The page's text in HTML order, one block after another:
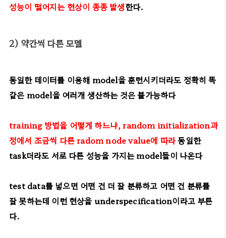
성능이 떨어지는 현상이 종종 발생한다.
2) 약간씩 다른 모델
동일한 데이터를 이용해 model을 훈련시키더라도 정확히 똑
같은 model을 여러개 생산하는 것은 불가능하다
training 방법을 어떻게 하느냐, random initialization과
정에서 조금씩 다른 radom node value에 따라동일한
task더라도 서로 다른 성능을 가지는 model들이 나온다
test data를 넣으면 어떤 건 더 잘 분류하고 어떤 건 분류를
잘 못하는데 이런 현상을 underspecification이라고 부른
다.